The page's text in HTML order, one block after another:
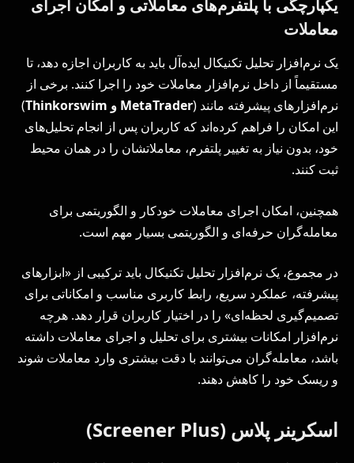
معاملات
یک نرم‌افزار تحلیل تکنیکال ایده‌آل باید به کاربران اجازه دهد، تا
مستقیماً از داخل نرم‌افزار معاملات خود را اجرا کنند. برخی از
نرم‌افزارهای پیشرفته مانند (MetaTrader و Thinkorswim
)
این امکان را فراهم کرده‌اند که کاربران پس از انجام تحلیل‌های
خود، بدون نیاز به تغییر پلتفرم، معاملاتشان را در همان محیط
ثبت کنند.
همچنین، امکان اجرای معاملات خودکار و الگوریتمی برای
معامله‌گران حرفه‌ای و الگوریتمی بسیار مهم است.
در مجموع، یک نرم‌افزار تحلیل تکنیکال باید ترکیبی از «ابزارهای
پیشرفته، عملکرد سریع، رابط کاربری مناسب و امکاناتی برای
تصمیم‌گیری لحظه‌ای» را در اختیار کاربران قرار دهد. هرچه
نرم‌افزار امکانات بیشتری برای تحلیل و اجرای معاملات داشته
باشد، معامله‌گران می‌توانند با دقت بیشتری وارد معاملات شوند
و ریسک خود را کاهش دهند.
اسکرینر پلاس (Screener Plus)